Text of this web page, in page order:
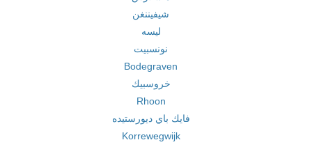
شيفيننغن
ليسه
نونسبيت
Bodegraven
خروسبيك
Rhoon
فايك باي ديورستيده
Korrewegwijk